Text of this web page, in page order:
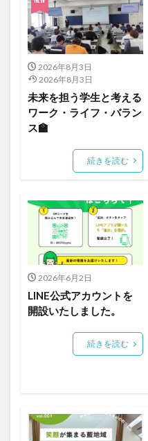
2026年8月3日
2026年8月3日
未来を担う学生と考える
ワーク・ライフ・バラン
ス🏫
続きを読む
2026年6月2日
LINE公式アカウントを
開設いたしました。
続きを読む